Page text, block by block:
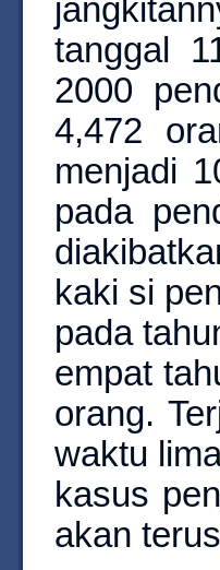
tanggal
2000
4,472
menjadi
pada
kaki si
pada
empat
orang.
waktu
kasus
akan